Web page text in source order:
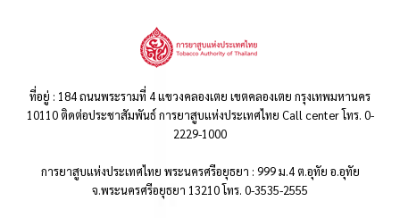
ที่อยู่ : 184 ถนนพระรามที่ 4 แขวงคลองเตย เขตคลองเตย กรุงเทพมหานคร
10110 ติดต่อประชาสัมพันธ์ การยาสูบแห่งประเทศไทย Call center โทร. 0-
2229-1000
การยาสูบแห่งประเทศไทย พระนครศรีอยุธยา : 999 ม.4 ต.อุทัย อ.อุทัย
จ.พระนครศรีอยุธยา 13210 โทร. 0-3535-2555